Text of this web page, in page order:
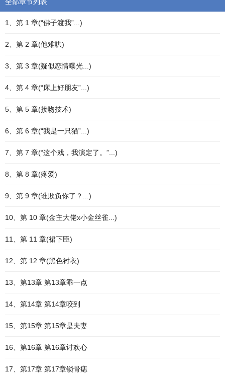
1、第 1 章(“佛子渡我”...)
2、第 2 章(他难哄)
3、第 3 章(疑似恋情曝光...)
4、第 4 章(“床上好朋友”...)
5、第 5 章(接吻技术)
6、第 6 章(“我是一只猫”...)
7、第 7 章(“这个戏，我演定了。”...)
8、第 8 章(疼爱)
9、第 9 章(谁欺负你了？...)
10、第 10 章(金主大佬x小金丝雀...)
11、第 11 章(裙下臣)
12、第 12 章(黑色衬衣)
13、第13章 第13章乖一点
14、第14章 第14章咬到
15、第15章 第15章是夫妻
16、第16章 第16章讨欢心
17、第17章 第17章锁骨痣